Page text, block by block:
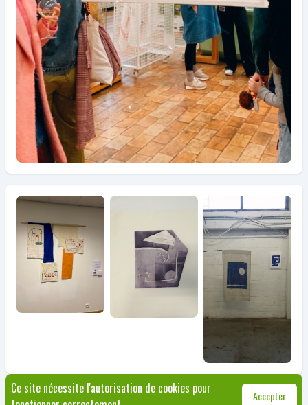
Ce site nécessite l'autorisation de cookies pour
Accepter
© Jette 2026|Règlement|+32 2 423 12 65|culture@jette.brussels|Made with